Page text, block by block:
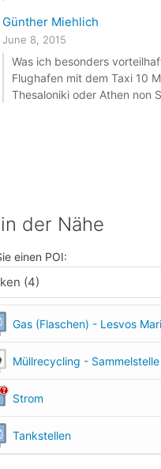
Günther Miehlich
June 8, 2015
Was ich besonders
Flughafen mit dem Taxi 10
Thesaloniki oder Athen non
der Nähe
einen POI:
(4)
Gas (Flaschen) - Lesvos
Müllrecycling -
Strom
Tankstellen